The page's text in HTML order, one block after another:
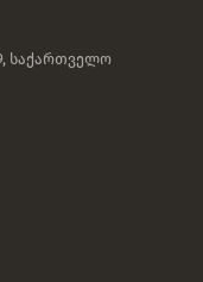
საქართველო